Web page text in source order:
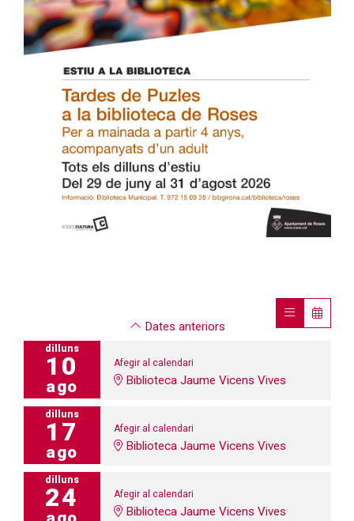
Dates anteriors
dilluns
10
ago
Afegir al calendari
Biblioteca Jaume Vicens Vives
dilluns
17
ago
Afegir al calendari
Biblioteca Jaume Vicens Vives
dilluns
24 Afegir al calendari
Biblioteca Jaume Vicens Vives